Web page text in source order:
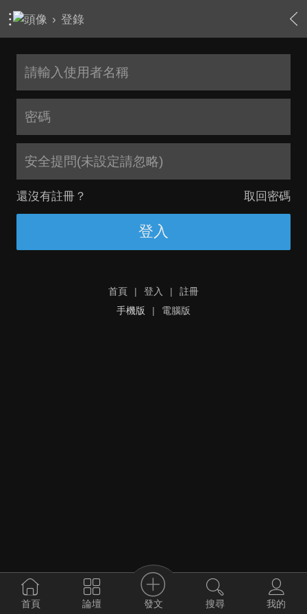
› 登錄
安全提問(未設定請忽略)
還沒有註冊？ 取回密碼
登入
首頁 | 登入 |
註冊
手機版
| 電腦版
首頁 論壇 發文 搜尋 我的